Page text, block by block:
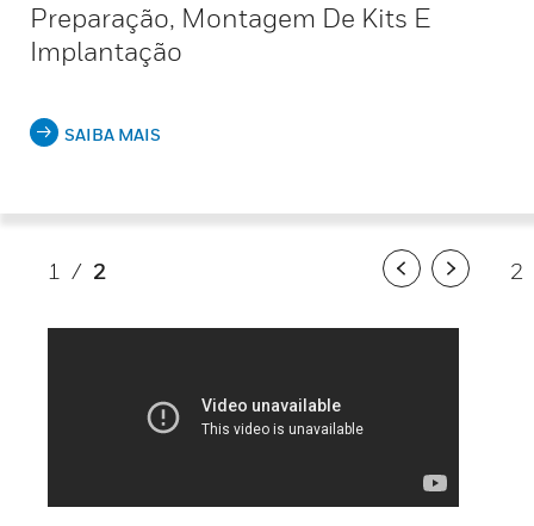
Preparação, Montagem De Kits E
Implantação
SAIBA MAIS
1 / 2 2